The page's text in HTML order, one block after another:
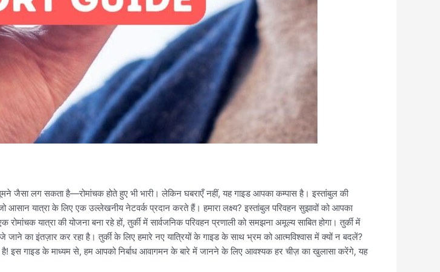
जैसा लग सकता है—रोमांचक होते हुए भी भारी। लेकिन घबराएँ नहीं, यह गाइड आपका कम्पास है। इस्तांबुल की
यात्रा के लिए एक उल्लेखनीय नेटवर्क प्रदान करते हैं। हमारा लक्ष्य? इस्तांबुल परिवहन सुझावों को आपका
यात्रा की योजना बना रहे हों, तुर्की में सार्वजनिक परिवहन प्रणाली को समझना अमूल्य साबित होगा। तुर्की में
का इंतज़ार कर रहा है। तुर्की के लिए हमारे नए यात्रियों के गाइड के साथ भ्रम को आत्मविश्वास में क्यों न बदलें?
है! इस गाइड के माध्यम से, हम आपको निर्बाध आवागमन के बारे में जानने के लिए आवश्यक हर चीज़ का खुलासा करेंगे, यह